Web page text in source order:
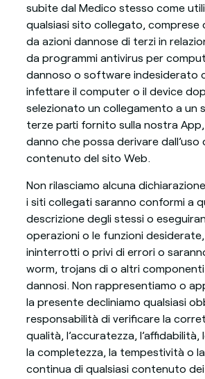
subite dal Medico stesso come
qualsiasi sito collegato, comprese
da azioni dannose di terzi in
da programmi antivirus per
dannoso o software indesiderato
infettare il computer o il device
selezionato un collegamento a un
terze parti fornito sulla nostra
danno che possa derivare dall’uso
contenuto del sito Web.
Non rilasciamo alcuna
i siti collegati saranno conformi a
descrizione degli stessi o
operazioni o le funzioni
ininterrotti o privi di errori o
worm, trojans di o altri
dannosi. Non rappresentiamo o
la presente decliniamo qualsiasi
responsabilità di verificare la
qualità, l’accuratezza, l’affidabilità,
la completezza, la tempestività o
continua di qualsiasi contenuto